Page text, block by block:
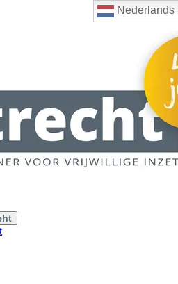
Nederlands